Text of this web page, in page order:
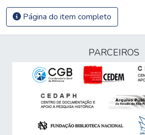
Página do item completo
PARCEIROS